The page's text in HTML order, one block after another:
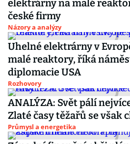
elektrárny na malé
české firmy
Názory a analýzy
Uhelné elektrárny v
malé reaktory, říká
diplomacie USA
Rozhovory
ANALÝZA: Svět pálí
Zlaté časy těžařů se však
Průmysl a energetika